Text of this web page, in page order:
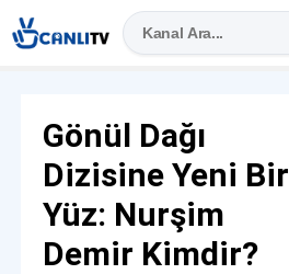
Gönül Dağı
Dizisine Yeni Bir
Yüz: Nurşim
Demir Kimdir?